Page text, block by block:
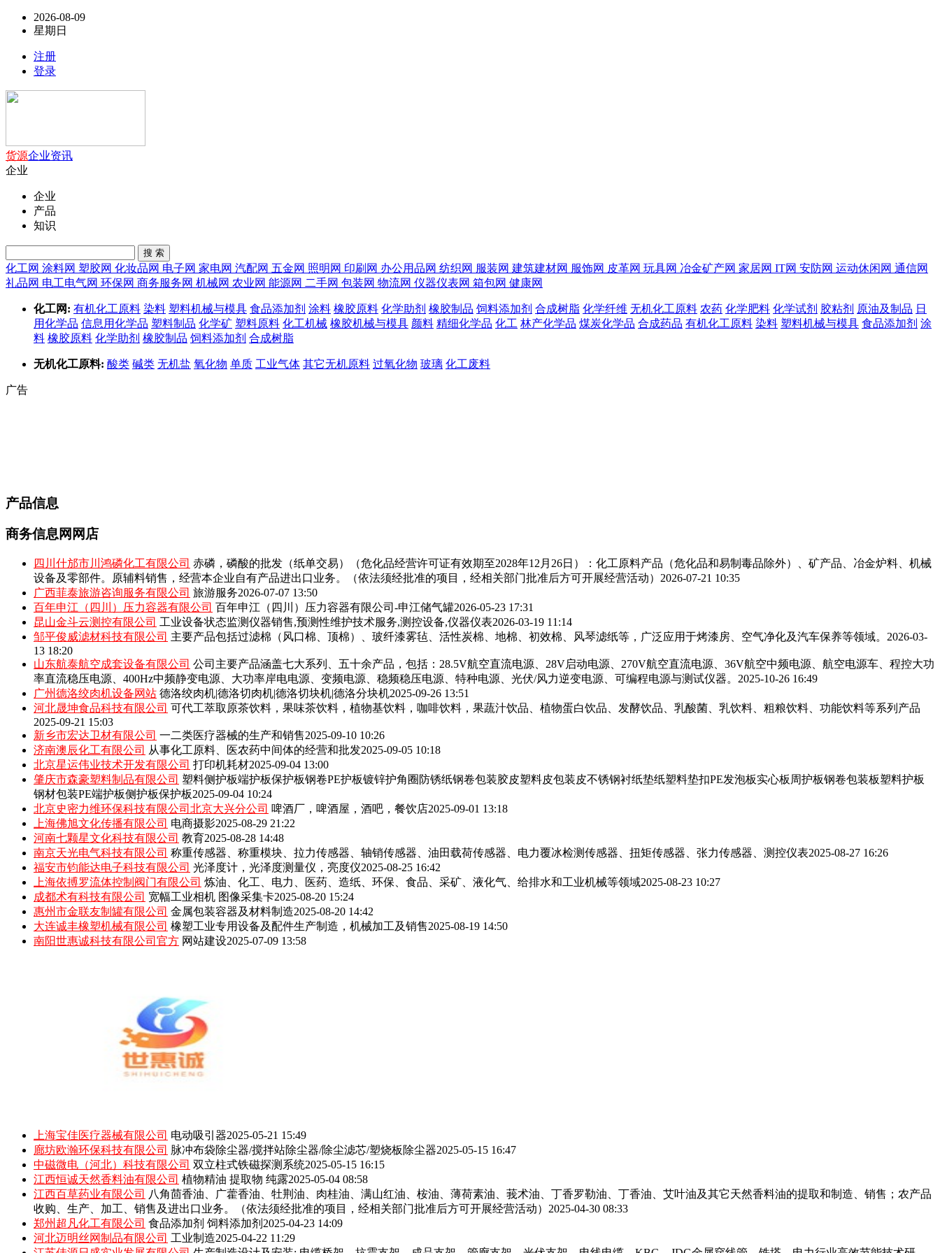
2026-08-09
星期日
注册
登录
货源企业资讯
企业
企业
产品
知识
搜 索
化工网 涂料网 塑胶网 化妆品网 电子网 家电网 汽配网 五金网 照明网 印刷网 办公用品网 纺织网 服装网 建筑建材网 服饰网 皮革网 玩具网 冶金矿产网 家居网 IT网 安防网 运动休闲网 通信网
礼品网 电工电气网 环保网 商务服务网 机械网 农业网 能源网 二手网 包装网 物流网 仪器仪表网 箱包网 健康网
化工网: 有机化工原料 染料 塑料机械与模具 食品添加剂 涂料 橡胶原料 化学助剂 橡胶制品 饲料添加剂 合成树脂 化学纤维 无机化工原料 农药 化学肥料 化学试剂 胶粘剂 原油及制品 日
用化学品 信息用化学品 塑料制品 化学矿 塑料原料 化工机械 橡胶机械与模具 颜料 精细化学品 化工 林产化学品 煤炭化学品 合成药品 有机化工原料 染料 塑料机械与模具 食品添加剂 涂
料 橡胶原料 化学助剂 橡胶制品 饲料添加剂 合成树脂
无机化工原料: 酸类 碱类 无机盐 氧化物 单质 工业气体 其它无机原料 过氧化物 玻璃 化工废料
广告
产品信息
商务信息网网店
四川什邡市川鸿磷化工有限公司 赤磷，磷酸的批发（纸单交易）（危化品经营许可证有效期至2028年12月26日）：化工原料产品（危化品和易制毒品除外）、矿产品、冶金炉料、机械
设备及零部件。原辅料销售，经营本企业自有产品进出口业务。（依法须经批准的项目，经相关部门批准后方可开展经营活动） 2026-07-21 10:35
广西菲泰旅游咨询服务有限公司 旅游服务2026-07-07 13:50
百年申江（四川）压力容器有限公司 百年申江（四川）压力容器有限公司-申江储气罐2026-05-23 17:31
昆山金斗云测控有限公司 工业设备状态监测仪器销售,预测性维护技术服务,测控设备,仪器仪表2026-03-19 11:14
邹平俊威滤材科技有限公司 主要产品包括‌过滤棉（风口棉、顶棉）、玻纤漆雾毡、活性炭棉、地棉、初效棉、风琴滤纸‌等，广泛应用于烤漆房、空气净化及汽车保养等领域。‌‌ 2026-03-
13 18:20
山东航泰航空成套设备有限公司 公司主要产品涵盖七大系列、五十余产品，包括：28.5V航空直流电源、28V启动电源、270V航空直流电源、36V航空中频电源、航空电源车、程控大功
率直流稳压电源、400Hz中频静变电源、大功率岸电电源、变频电源、稳频稳压电源、特种电源、光伏/风力逆变电源、可编程电源与测试仪器。 2025-10-26 16:49
广州德洛绞肉机设备网站 德洛绞肉机|德洛切肉机|德洛切块机|德洛分块机2025-09-26 13:51
河北晟坤食品科技有限公司 可代工萃取原茶饮料，果味茶饮料，植物基饮料，咖啡饮料，果蔬汁饮品、植物蛋白饮品、发酵饮品、乳酸菌、乳饮料、粗粮饮料、功能饮料等系列产品
2025-09-21 15:03
新乡市宏达卫材有限公司 一二类医疗器械的生产和销售2025-09-10 10:26
济南澳辰化工有限公司 从事化工原料、医农药中间体的经营和批发2025-09-05 10:18
北京星运伟业技术开发有限公司 打印机耗材2025-09-04 13:00
肇庆市森豪塑料制品有限公司 塑料侧护板端护板保护板钢卷PE护板镀锌护角圈防锈纸钢卷包装胶皮塑料皮包装皮不锈钢衬纸垫纸塑料垫扣PE发泡板实心板周护板钢卷包装板塑料护板
钢材包装PE端护板侧护板保护板2025-09-04 10:24
北京史密力维环保科技有限公司北京大兴分公司 啤酒厂，啤酒屋，酒吧，餐饮店2025-09-01 13:18
上海佛旭文化传播有限公司 电商摄影2025-08-29 21:22
河南七颗星文化科技有限公司 教育2025-08-28 14:48
南京天光电气科技有限公司 称重传感器、称重模块、拉力传感器、轴销传感器、油田载荷传感器、电力覆冰检测传感器、扭矩传感器、张力传感器、测控仪表2025-08-27 16:26
福安市钧能达电子科技有限公司 光泽度计，光泽度测量仪，亮度仪2025-08-25 16:42
上海依搏罗流体控制阀门有限公司 炼油、化工、电力、医药、造纸、环保、食品、采矿、液化气、给排水和工业机械等领域2025-08-23 10:27
成都术有科技有限公司 宽幅工业相机 图像采集卡2025-08-20 15:24
惠州市金联友制罐有限公司 金属包装容器及材料制造2025-08-20 14:42
大连诚丰橡塑机械有限公司 橡塑工业专用设备及配件生产制造，机械加工及销售2025-08-19 14:50
南阳世惠诚科技有限公司官方 网站建设2025-07-09 13:58
上海宝佳医疗器械有限公司 电动吸引器2025-05-21 15:49
廊坊欧瀚环保科技有限公司 脉冲布袋除尘器/搅拌站除尘器/除尘滤芯/塑烧板除尘器2025-05-15 16:47
中磁微电（河北）科技有限公司 双立柱式铁磁探测系统2025-05-15 16:15
江西恒诚天然香料油有限公司 植物精油 提取物 纯露2025-05-04 08:58
江西百草药业有限公司
八角茴香油、广藿香油、牡荆油、肉桂油、满山红油、桉油、薄荷素油、莪术油、丁香罗勒油、丁香油、艾叶油及其它天然香料油的提取和制造、销售；农产品
收购、生产、加工、销售及进出口业务。（依法须经批准的项目，经相关部门批准后方可开展经营活动） 2025-04-30 08:33
郑州超凡化工有限公司 食品添加剂 饲料添加剂 2025-04-23 14:09
河北迈明丝网制品有限公司 工业制造2025-04-22 11:29